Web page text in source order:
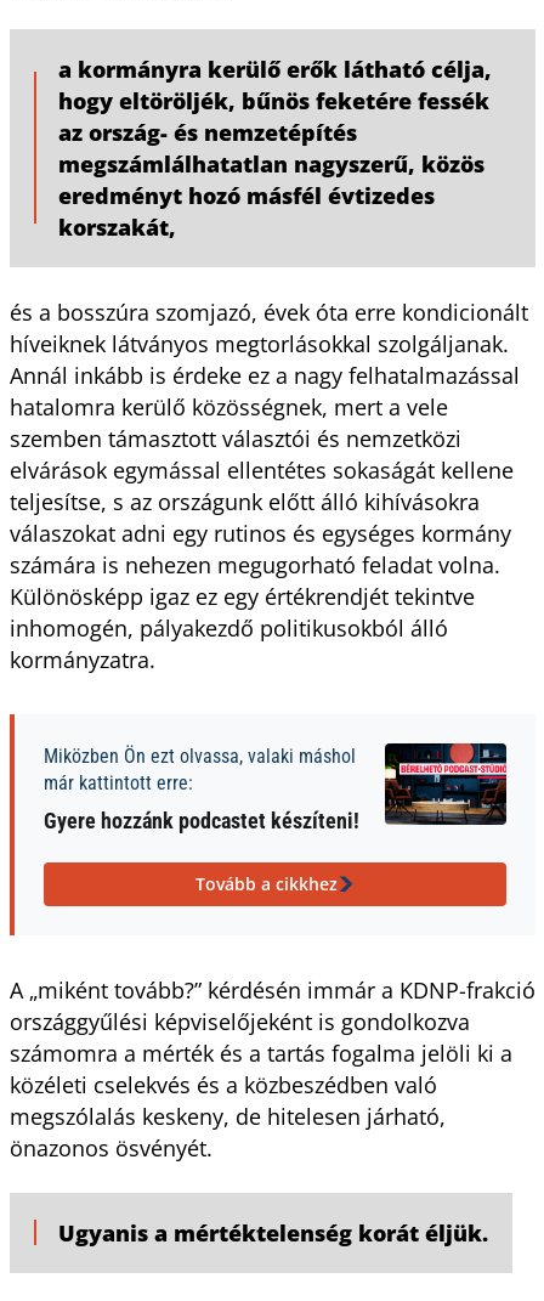
a kormányra kerülő erők látható célja,
hogy eltöröljék, bűnös feketére fessék
az ország- és nemzetépítés
megszámlálhatatlan nagyszerű, közös
eredményt hozó másfél évtizedes
korszakát,
és a bosszúra szomjazó, évek óta erre kondicionált
híveiknek látványos megtorlásokkal szolgáljanak.
Annál inkább is érdeke ez a nagy felhatalmazással
hatalomra kerülő közösségnek, mert a vele
szemben támasztott választói és nemzetközi
elvárások egymással ellentétes sokaságát kellene
teljesítse, s az országunk előtt álló kihívásokra
válaszokat adni egy rutinos és egységes kormány
számára is nehezen megugorható feladat volna.
Különösképp igaz ez egy értékrendjét tekintve
inhomogén, pályakezdő politikusokból álló
kormányzatra.
Miközben Ön ezt olvassa, valaki máshol
már kattintott erre:
Gyere hozzánk podcastet készíteni!
Tovább a cikkhez
A „miként tovább?” kérdésén immár a KDNP-frakció
országgyűlési képviselőjeként is gondolkozva
számomra a mérték és a tartás fogalma jelöli ki a
közéleti cselekvés és a közbeszédben való
megszólalás keskeny, de hitelesen járható,
önazonos ösvényét.
Ugyanis a mértéktelenség korát éljük.